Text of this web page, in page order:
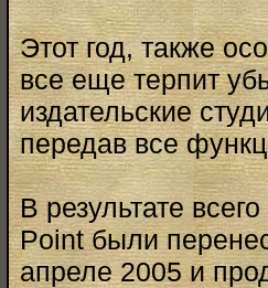
Этот год, также
все еще терпит
издательские
передав все
В результате
Point были
апреле 2005 и